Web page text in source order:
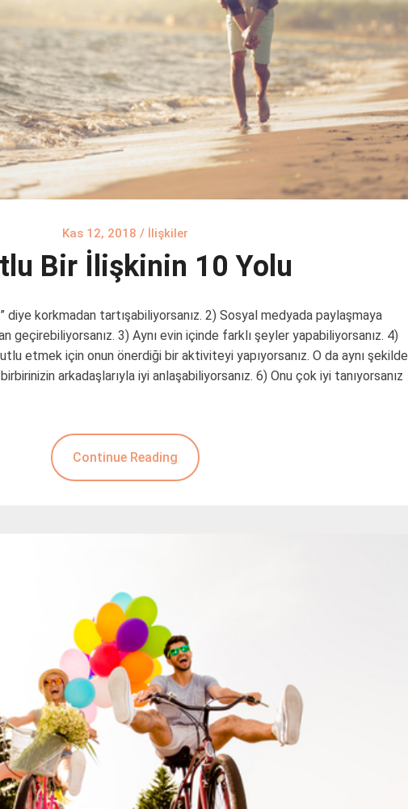
Kas 12, 2018 / İlişkiler
Bir İlişkinin 10 Yolu
diye korkmadan tartışabiliyorsanız. 2) Sosyal medyada paylaşmaya
geçirebiliyorsanız. 3) Aynı evin içinde farklı şeyler yapabiliyorsanız. 4)
etmek için onun önerdiği bir aktiviteyi yapıyorsanız. O da aynı şekilde
arkadaşlarıyla iyi anlaşabiliyorsanız. 6) Onu çok iyi tanıyorsanız
Continue Reading